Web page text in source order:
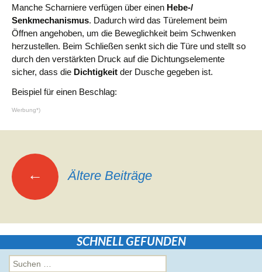
Manche Scharniere verfügen über einen Hebe-/
Senkmechanismus. Dadurch wird das Türelement beim
Öffnen angehoben, um die Beweglichkeit beim Schwenken
herzustellen. Beim Schließen senkt sich die Türe und stellt so
durch den verstärkten Druck auf die Dichtungselemente
sicher, dass die Dichtigkeit der Dusche gegeben ist.
Beispiel für einen Beschlag:
Werbung*)
Beitragsnavigation
← Ältere Beiträge
SCHNELL GEFUNDEN
Suchen
nach: